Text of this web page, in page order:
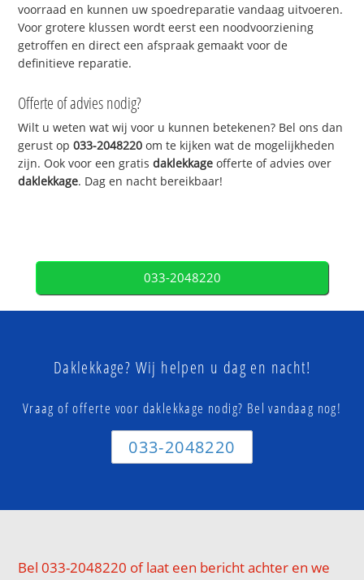
voorraad en kunnen uw spoedreparatie vandaag uitvoeren.
Voor grotere klussen wordt eerst een noodvoorziening
getroffen en direct een afspraak gemaakt voor de
definitieve reparatie.
Offerte of advies nodig?
Wilt u weten wat wij voor u kunnen betekenen? Bel ons dan
gerust op033-2048220 om te kijken wat de mogelijkheden
zijn. Ook voor een gratisdaklekkage offerte of advies over
daklekkage. Dag en nacht bereikbaar!
033-2048220
Daklekkage? Wij helpen u dag en nacht!
Vraag of offerte voor daklekkage nodig? Bel vandaag nog!
033-2048220
Bel 033-2048220 of laat een bericht achter en we